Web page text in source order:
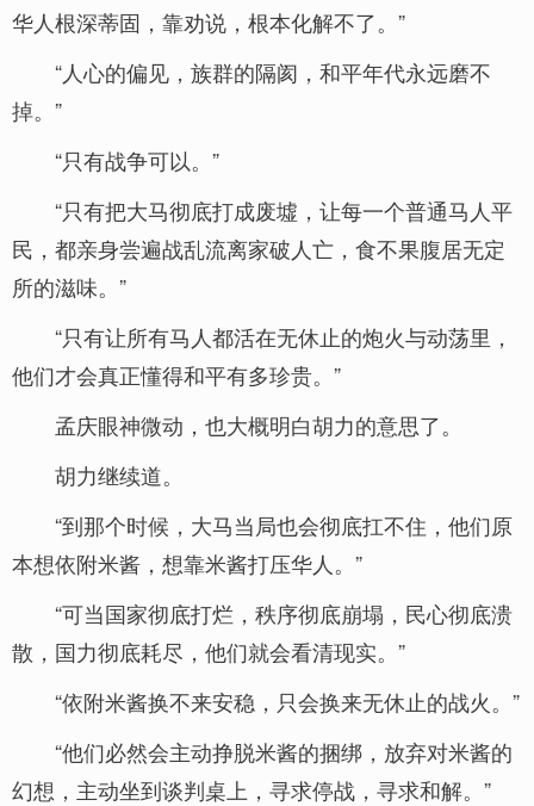
华人根深蒂固，靠劝说，根本化解不了。”
“人心的偏见，族群的隔阂，和平年代永远磨不
掉。”
“只有战争可以。”
“只有把大马彻底打成废墟，让每一个普通马人平
民，都亲身尝遍战乱流离家破人亡，食不果腹居无定
所的滋味。”
“只有让所有马人都活在无休止的炮火与动荡里，
他们才会真正懂得和平有多珍贵。”
孟庆眼神微动，也大概明白胡力的意思了。
胡力继续道。
“到那个时候，大马当局也会彻底扛不住，他们原
本想依附米酱，想靠米酱打压华人。”
“可当国家彻底打烂，秩序彻底崩塌，民心彻底溃
散，国力彻底耗尽，他们就会看清现实。”
“依附米酱换不来安稳，只会换来无休止的战火。”
“他们必然会主动挣脱米酱的捆绑，放弃对米酱的
幻想，主动坐到谈判桌上，寻求停战，寻求和解。”